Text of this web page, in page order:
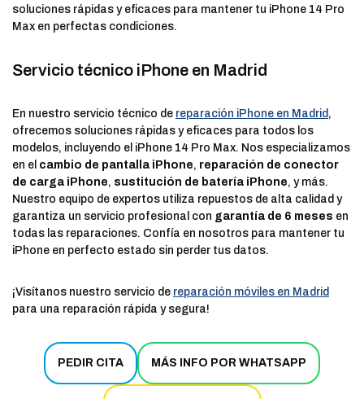
soluciones rápidas y eficaces para mantener tu iPhone 14 Pro
Max en perfectas condiciones.
Servicio técnico iPhone en Madrid
En nuestro servicio técnico de reparación iPhone en Madrid,
ofrecemos soluciones rápidas y eficaces para todos los
modelos, incluyendo el iPhone 14 Pro Max. Nos especializamos
en el cambio de pantalla iPhone, reparación de conector
de carga iPhone, sustitución de batería iPhone, y más.
Nuestro equipo de expertos utiliza repuestos de alta calidad y
garantiza un servicio profesional con garantía de 6 meses en
todas las reparaciones. Confía en nosotros para mantener tu
iPhone en perfecto estado sin perder tus datos.
¡Visítanos nuestro servicio de reparación móviles en Madrid
para una reparación rápida y segura!
PEDIR CITA MÁS INFO POR WHATSAPP